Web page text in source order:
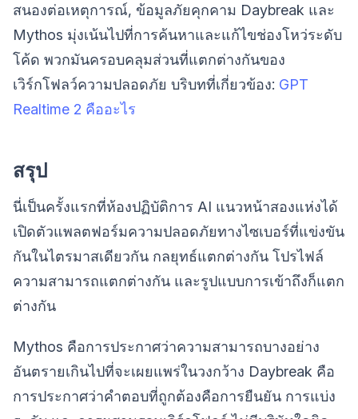
สนองต่อเหตุการณ์, ข้อมูลภัยคุกคาม Daybreak และ
Mythos มุ่งเน้นไปที่การค้นหาและแก้ไขช่องโหว่ระดับ
โค้ด พวกมันครอบคลุมส่วนที่แตกต่างกันของ
เวิร์กโฟลว์ความปลอดภัย บริบทที่เกี่ยวข้อง: GPT
Realtime 2 คืออะไร
สรุป
นี่เป็นครั้งแรกที่ห้องปฏิบัติการ AI แนวหน้าสองแห่งได้
เปิดตัวแพลตฟอร์มความปลอดภัยทางไซเบอร์ที่แข่งขัน
กันในไตรมาสเดียวกัน กลยุทธ์แตกต่างกัน โปรไฟล์
ความสามารถแตกต่างกัน และรูปแบบการเข้าถึงก็แตก
ต่างกัน
Mythos คือการประกาศว่าความสามารถบางอย่าง
อันตรายเกินไปที่จะเผยแพร่ในวงกว้าง Daybreak คือ
การประกาศว่าคำตอบที่ถูกต้องคือการยืนยัน การแบ่ง